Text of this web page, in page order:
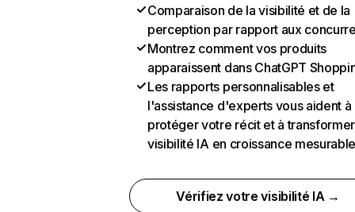
Comparaison de la visibilité et de la
perception par rapport aux
Montrez comment vos produits
apparaissent dans ChatGPT
Les rapports personnalisables et
l'assistance d'experts vous aident à
protéger votre récit et à
visibilité IA en croissance
Vérifiez votre visibilité IA →